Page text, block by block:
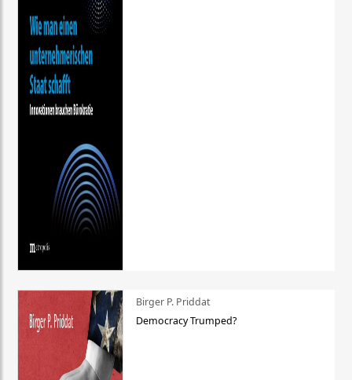
Birger P. Priddat
Democracy Trumped?